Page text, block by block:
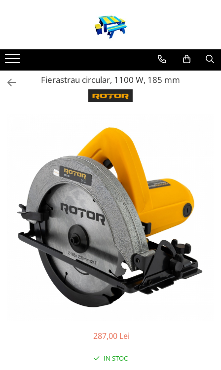
Mobilier Exterior
Articole pentru gradina
Atomizoare
Plase umbrire
Plase anti insecte
Plase anti pasari
Plase anti buruieni
Plase castraveti
gard viu
Cosuri Pentru Gunoi
Butoaie pentru vin
Fose Septice
Utilaje agricole
Fierastrau circular, 1100 W, 185 mm
287,00 Lei
IN STOC